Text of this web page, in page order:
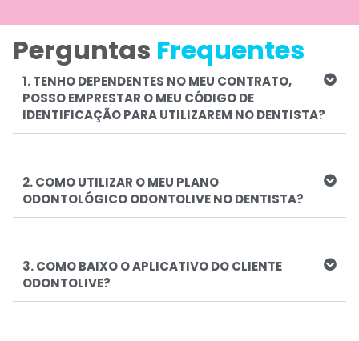
Perguntas Frequentes
1. TENHO DEPENDENTES NO MEU CONTRATO,
POSSO EMPRESTAR O MEU CÓDIGO DE
IDENTIFICAÇÃO PARA UTILIZAREM NO DENTISTA?
2. COMO UTILIZAR O MEU PLANO
ODONTOLÓGICO ODONTOLIVE NO DENTISTA?
3. COMO BAIXO O APLICATIVO DO CLIENTE
ODONTOLIVE?